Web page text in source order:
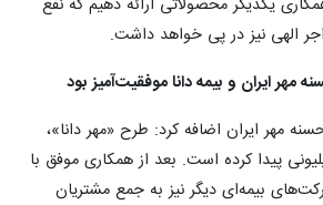
الهی نیز در پی خواهد داشت.
مهر ایران و بیمه دانا موفقیت‌آمیز بود
مهر ایران اضافه کرد: طرح «مهر دانا»،
پیدا کرده است. بعد از همکاری موفق با
بیمه‌ای دیگر نیز به جمع مشتریان